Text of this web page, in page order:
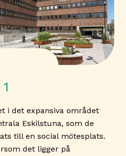
i det expansiva området
Eskilstuna, som de
till en social mötesplats.
det ligger på